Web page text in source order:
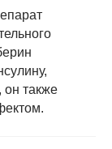
он также